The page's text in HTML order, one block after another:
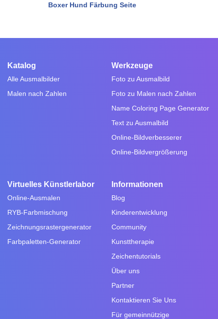
Boxer Hund Färbung Seite
Katalog
Alle Ausmalbilder
Malen nach Zahlen
Werkzeuge
Foto zu Ausmalbild
Foto zu Malen nach Zahlen
Name Coloring Page Generator
Text zu Ausmalbild
Online-Bildverbesserer
Online-Bildvergrößerung
Virtuelles Künstlerlabor
Online-Ausmalen
RYB-Farbmischung
Zeichnungsrastergenerator
Farbpaletten-Generator
Informationen
Blog
Kinderentwicklung
Community
Kunsttherapie
Zeichentutorials
Über uns
Partner
Kontaktieren Sie Uns
Für gemeinnützige